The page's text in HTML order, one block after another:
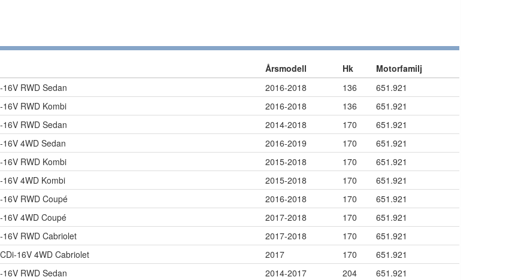
Årsmodell Hk
Motorfamilj
RWD Sedan 2016-2018 136
651.921
RWD Kombi 2016-2018 136
651.921
RWD Sedan 2014-2018 170
651.921
4WD Sedan 2016-2019 170
651.921
RWD Kombi 2015-2018 170
651.921
4WD Kombi 2015-2018 170
651.921
RWD Coupé 2016-2018 170
651.921
4WD Coupé 2017-2018 170
651.921
RWD Cabriolet 2017-2018 170
651.921
16V 4WD Cabriolet 2017 170
651.921
RWD Sedan 2014-2017 204
651.921